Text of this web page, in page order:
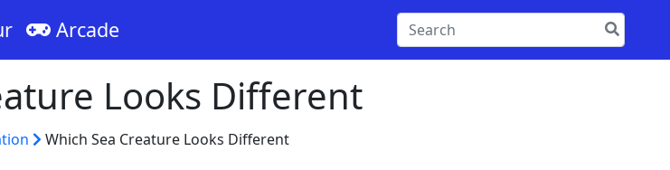
Arcade
Looks Different
Which Sea Creature Looks Different